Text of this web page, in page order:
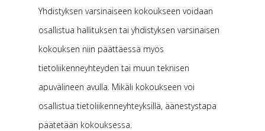
Yhdistyksen varsinaiseen kokoukseen voidaan
osallistua hallituksen tai yhdistyksen varsinaisen
kokouksen niin päättäessä myös
tietoliikenneyhteyden tai muun teknisen
apuvälineen avulla. Mikäli kokoukseen voi
osallistua tietoliikenneyhteyksillä, äänestystapa
päätetään kokouksessa.